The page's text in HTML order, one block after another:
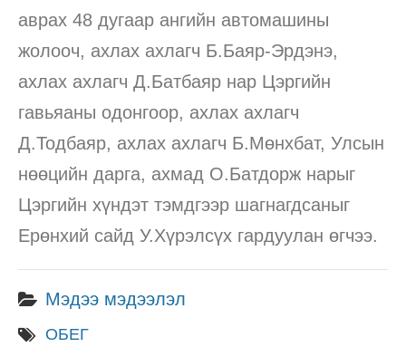
аврах 48 дугаар ангийн автомашины
жолооч, ахлах ахлагч Б.Баяр-Эрдэнэ,
ахлах ахлагч Д.Батбаяр нар Цэргийн
гавьяаны одонгоор, ахлах ахлагч
Д.Тодбаяр, ахлах ахлагч Б.Мөнхбат, Улсын
нөөцийн дарга, ахмад О.Батдорж нарыг
Цэргийн хүндэт тэмдгээр шагнагдсаныг
Ерөнхий сайд У.Хүрэлсүх гардуулан өгчээ.
Мэдээ мэдээлэл
ОБЕГ